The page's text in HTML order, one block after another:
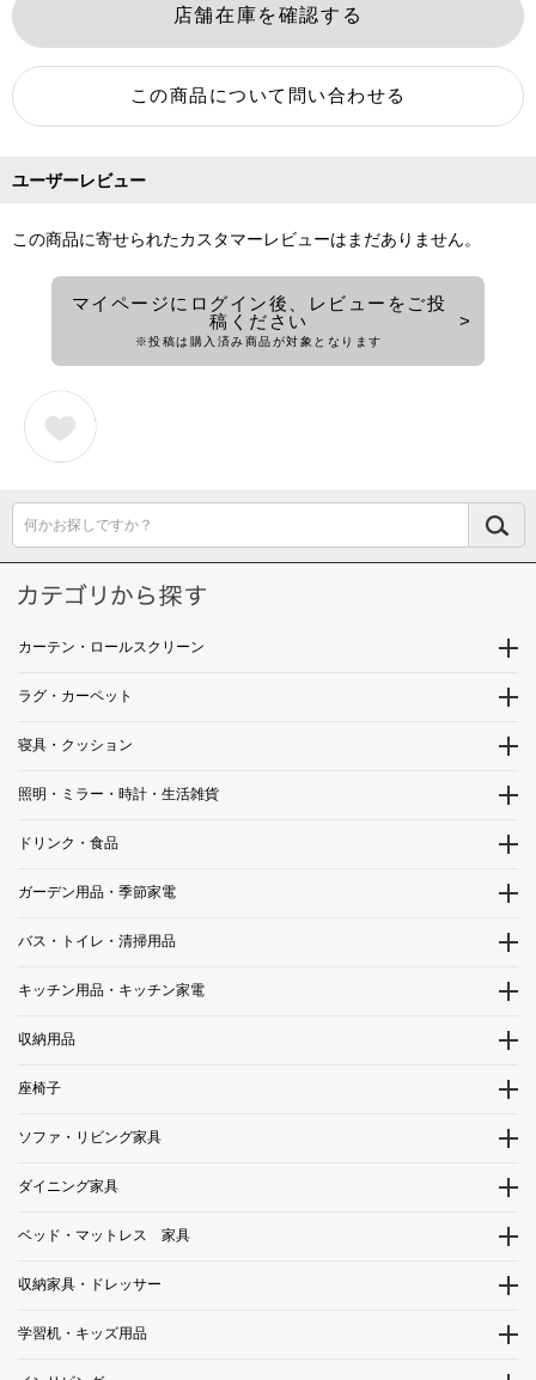
ユーザーレビュー
この商品に寄せられたカスタマーレビューはまだありません。
マイページにログイン後、レビューをご投
稿ください
※投稿は購入済み商品が対象となります
何かお探しですか？
カーテン・ロールスクリーン
ラグ・カーペット
寝具・クッション
照明・ミラー・時計・生活雑貨
ドリンク・食品
ガーデン用品・季節家電
バス・トイレ・清掃用品
キッチン用品・キッチン家電
収納用品
座椅子
ソファ・リビング家具
ダイニング家具
ベッド・マットレス 家具
収納家具・ドレッサー
学習机・キッズ用品